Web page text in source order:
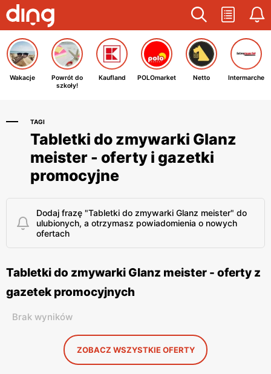
Wakacje
Powrót do
szkoły!
Kaufland POLOmarket Netto Intermarche
TAGI
Tabletki do zmywarki Glanz
meister - oferty i gazetki
promocyjne
Dodaj frazę "Tabletki do zmywarki Glanz meister" do
ulubionych, a otrzymasz powiadomienia o nowych
ofertach
Tabletki do zmywarki Glanz meister - oferty z
gazetek promocyjnych
Brak wyników
ZOBACZ WSZYSTKIE OFERTY